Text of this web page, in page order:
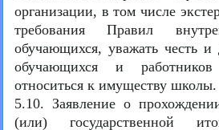
организации, в том числе
требования Правил
обучающихся, уважать честь и
обучающихся и
относиться к имуществу школы.
5.10. Заявление о
(или) государственной